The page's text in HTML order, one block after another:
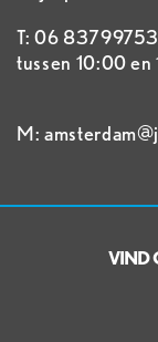
T: 06
tussen 10:00
M:
VIND